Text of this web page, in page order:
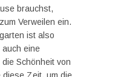
brauchst,
Verweilen ein.
ist also
eine
Schönheit von
Zeit, um die